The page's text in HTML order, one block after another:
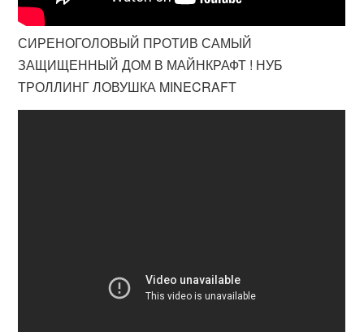
СИРЕНОГОЛОВЫЙ ПРОТИВ САМЫЙ
ЗАЩИЩЕННЫЙ ДОМ В МАЙНКРАФТ ! НУБ
ТРОЛЛИНГ ЛОВУШКА MINECRAFT